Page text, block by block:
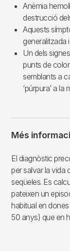
Anèmia
destrucció
Aquests
generalitzada
Un dels
punts de
semblants a
‘púrpura’ a la
Més
El diagnòstic
per salvar la vida
seqüeles. Es
pateixen un
habitual en
50 anys) que en